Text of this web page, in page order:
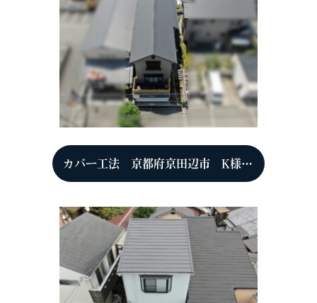
カバー工法 京都府京田辺市 K様（5年点検時）